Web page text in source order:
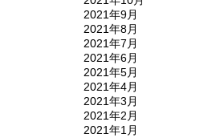
2021年9月
2021年8月
2021年7月
2021年6月
2021年5月
2021年4月
2021年3月
2021年2月
2021年1月